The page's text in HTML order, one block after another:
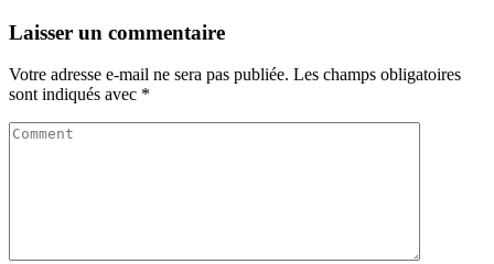
Laisser un commentaire
Votre adresse e-mail ne sera pas publiée. Les champs obligatoires
sont indiqués avec *